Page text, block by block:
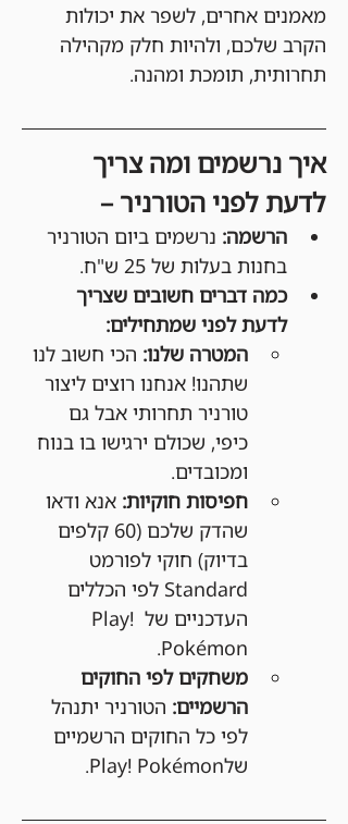
מאמנים אחרים, לשפר את יכולות
הקרב שלכם, ולהיות חלק מקהילה
תחרותית, תומכת ומהנה.
איך נרשמים ומה צריך
לדעת לפני הטורניר –
הרשמה: נרשמים ביום הטורניר
בחנות בעלות של 25 ש"ח.
כמה דברים חשובים שצריך
לדעת לפני שמתחילים:
המטרה שלנו: הכי חשוב לנו
שתהנו! אנחנו רוצים ליצור
טורניר תחרותי אבל גם
כיפי, שכולם ירגישו בו בנוח
ומכובדים.
חפיסות חוקיות: אנא ודאו
שהדק שלכם (60 קלפים
בדיוק) חוקי לפורמט
Standard לפי הכללים
העדכניים של Play!
Pokémon.
משחקים לפי החוקים
הרשמיים: הטורניר יתנהל
לפי כל החוקים הרשמיים
שלPlay! Pokémon.